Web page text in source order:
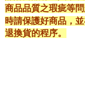
商品品質之瑕疵等
時請保護好商品，
退換貨的程序。